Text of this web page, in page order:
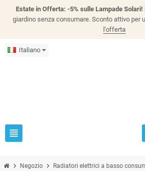
Estate in Offerta: -5% sulle Lampade Solari!
giardino senza consumare. Sconto attivo per
l'offerta
Italiano
view_headline
chevron_right Negozio chevron_right Radiatori elettrici a basso